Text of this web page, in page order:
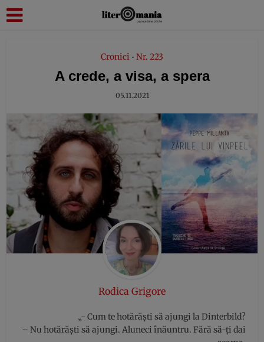
Cronici • Nr. 223
A crede, a visa, a spera
05.11.2021
Rodica Grigore
„- Cum te hotărăști să ajungi la Dinterbild?
– Nu hotărăști să ajungi. Aluneci înăuntru. Fără să-ți dai
modal-check